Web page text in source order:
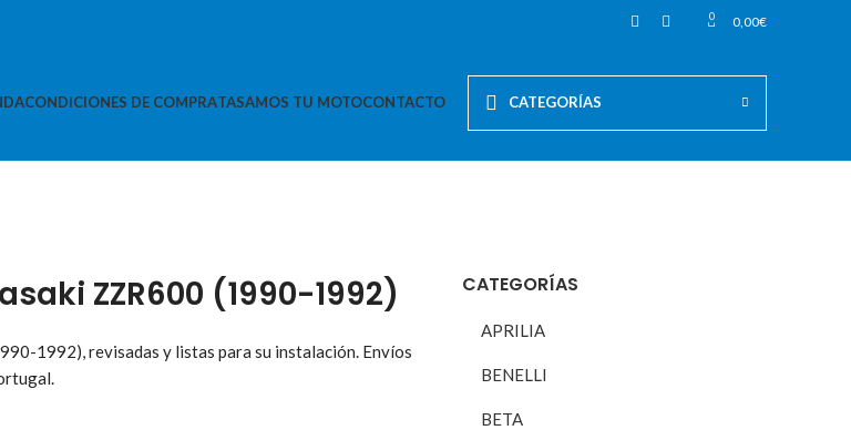
0 0,00€
CONDICIONES DE COMPRATASAMOS TU MOTOCONTACTO CATEGORÍAS
CATEGORÍAS
APRILIA
BENELLI
BETA
ZZR600 (1990-1992)
1992), revisadas y listas para su instalación. Envíos